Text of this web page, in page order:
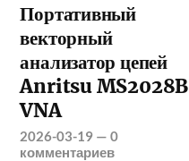
Портативный
векторный
анализатор цепей
Anritsu MS2028B
VNA
2026-03-19 —0
комментариев